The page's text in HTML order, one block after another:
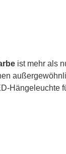
ist mehr als
Hängeleuchte